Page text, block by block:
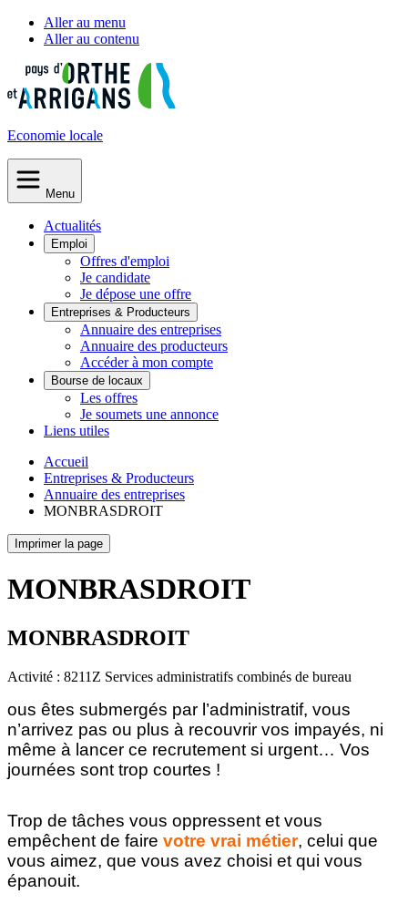
Aller au menu
Aller au contenu
Economie locale
Menu
Actualités
Emploi
Offres d'emploi
Je candidate
Je dépose une offre
Entreprises & Producteurs
Annuaire des entreprises
Annuaire des producteurs
Accéder à mon compte
Bourse de locaux
Les offres
Je soumets une annonce
Liens utiles
Accueil
Entreprises & Producteurs
Annuaire des entreprises
MONBRASDROIT
Imprimer la page
MONBRASDROIT
MONBRASDROIT
Activité : 8211Z Services administratifs combinés de bureau
ous êtes submergés par l’administratif, vous
n’arrivez pas ou plus à recouvrir vos impayés, ni
même à lancer ce recrutement si urgent… Vos
journées sont trop courtes !
Trop de tâches vous oppressent et vous
empêchent de faire votre vrai métier, celui que
vous aimez, que vous avez choisi et qui vous
épanouit.